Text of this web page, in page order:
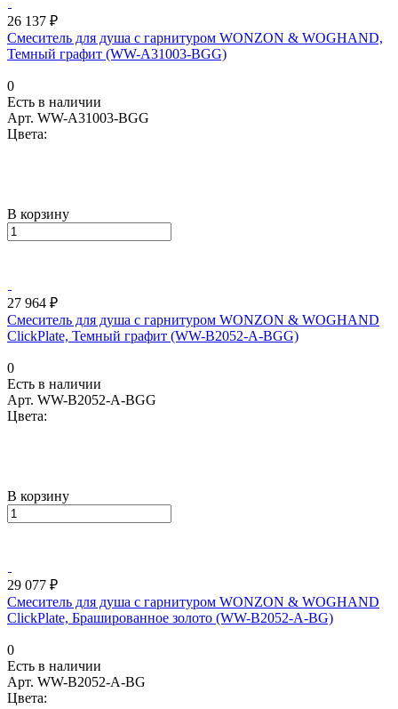
26 137 ₽
Смеситель для душа с гарнитуром WONZON & WOGHAND,
Темный графит (WW-A31003-BGG)
0
Есть в наличии
Арт. WW-A31003-BGG
Цвета:
В корзину
27 964 ₽
Смеситель для душа с гарнитуром WONZON & WOGHAND
ClickPlate, Темный графит (WW-B2052-A-BGG)
0
Есть в наличии
Арт. WW-B2052-A-BGG
Цвета:
В корзину
29 077 ₽
Смеситель для душа с гарнитуром WONZON & WOGHAND
ClickPlate, Брашированное золото (WW-B2052-A-BG)
0
Есть в наличии
Арт. WW-B2052-A-BG
Цвета: